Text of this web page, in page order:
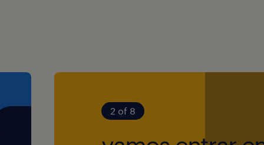
de garantir
e contratação
2 of 8